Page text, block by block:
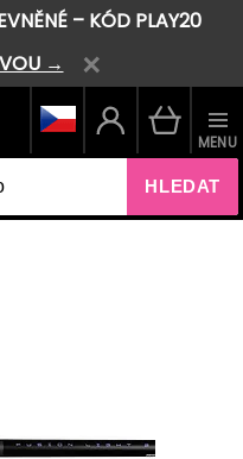
– KÓD PLAY20
→
HLEDAT
MENU